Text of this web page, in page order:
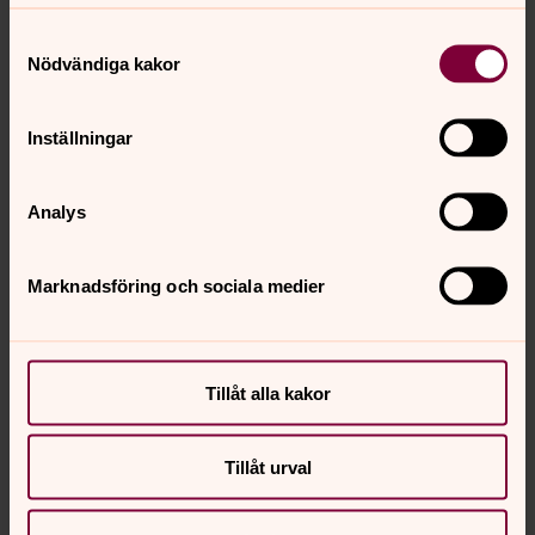
Nödvändiga kakor
Inställningar
Analys
Marknadsföring och sociala medier
Tillåt alla kakor
Tillåt urval
Lagbas för Skänninges kyrkogårdar
Lagbas för Vifolkas kyrkogårdar
Lagbas för Ödeshögs kyrkogårdar
Kontaktuppgifter till
kyrkogårdschef
Stefan Weinerhall
Kontaktuppgifter till
Kulturarvsspecialist